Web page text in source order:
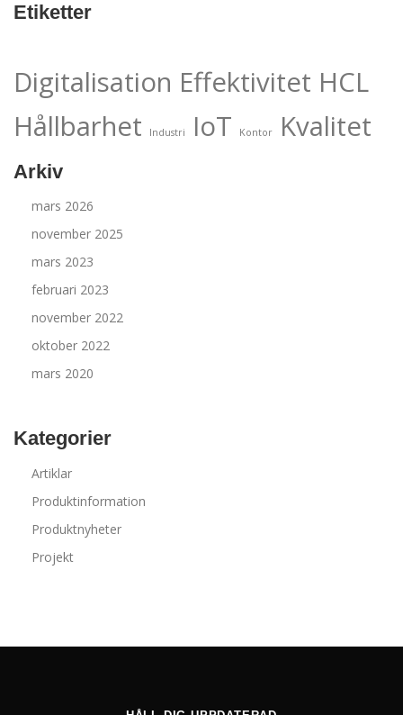
Etiketter
Digitalisation Effektivitet HCL
Hållbarhet
Industri IoT Kontor Kvalitet
Arkiv
mars 2026
november 2025
mars 2023
februari 2023
november 2022
oktober 2022
mars 2020
Kategorier
Artiklar
Produktinformation
Produktnyheter
Projekt